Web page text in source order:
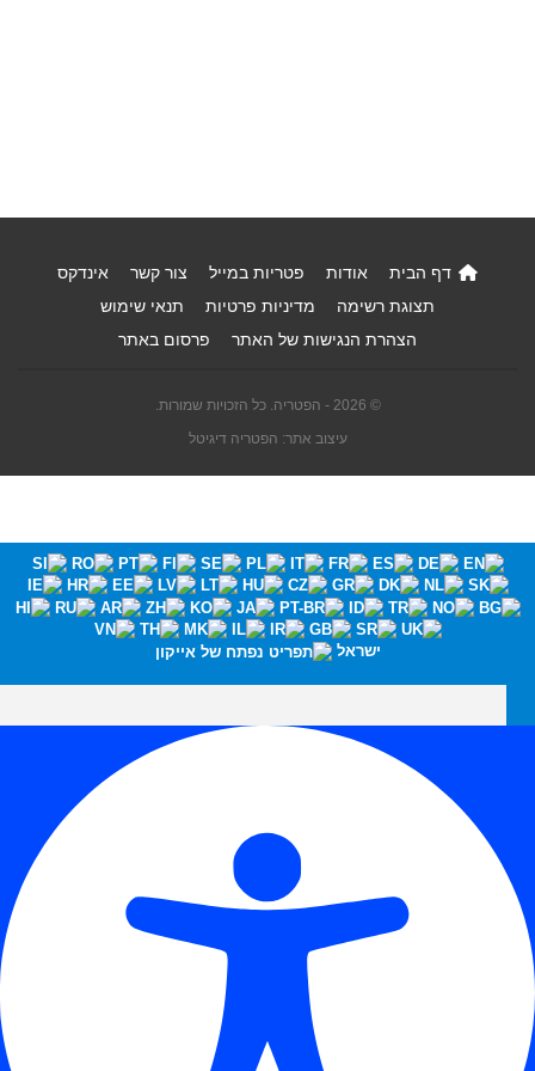
דף הבית אודות פטריות במייל צור קשר
אינדקס
תצוגת רשימה
מדיניות פרטיות
תנאי שימוש
הצהרת הנגישות של האתר
פרסום באתר
© 2026 - הפטריה. כל הזכויות שמורות.
עיצוב אתר: הפטריה דיגיטל
ישראל